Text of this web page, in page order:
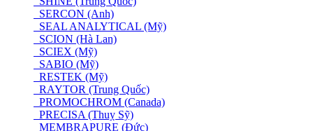
SERCON (Anh)
SEAL ANALYTICAL (Mỹ)
SCION (Hà Lan)
SCIEX (Mỹ)
SABIO (Mỹ)
RESTEK (Mỹ)
RAYTOR (Trung Quốc)
PROMOCHROM (Canada)
PRECISA (Thuỵ Sỹ)
MEMBRAPURE (Đức)